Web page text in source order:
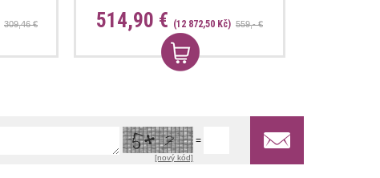
309,46 € 514,90 € (12 872,50 Kč) 559,- €
[nový kód]
=